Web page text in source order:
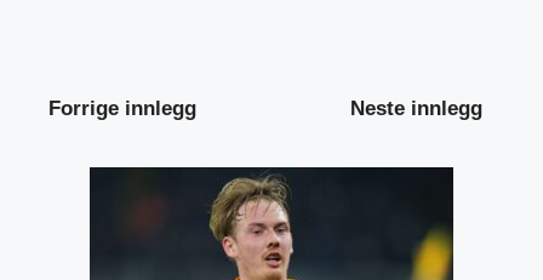
Forrige innlegg Neste innlegg